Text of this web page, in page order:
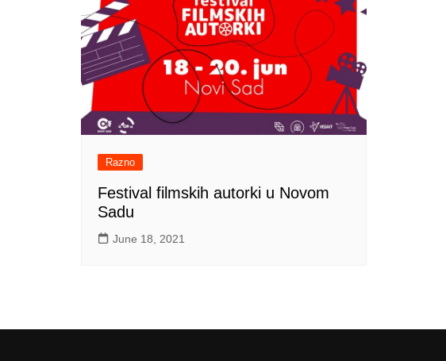
Razno
Festival filmskih autorki u Novom
Sadu
June 18, 2021